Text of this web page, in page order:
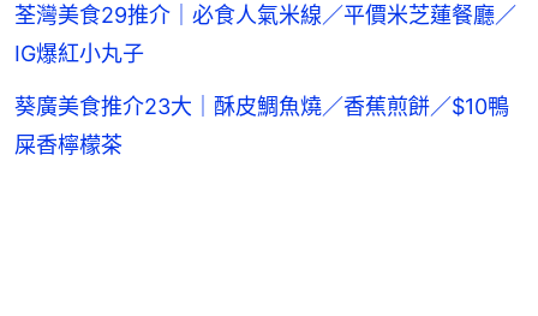
荃灣美食29推介｜必食人氣米線／平價米芝蓮餐廳／
IG爆紅小丸子
葵廣美食推介23大｜酥皮鯛魚燒／香蕉煎餅／$10鴨
屎香檸檬茶